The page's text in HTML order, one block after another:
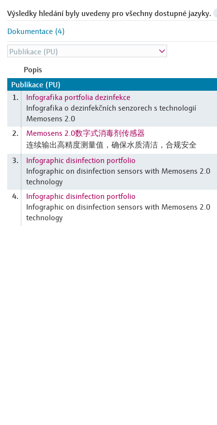
Výsledky hledání byly uvedeny pro všechny dostupné jazyky.
Dokumentace (4)
Popis
Publikace (PU)
1.
Infografika portfolia dezinfekce
Infografika o dezinfekčních senzorech s technologií
Memosens 2.0
2.
Memosens 2.0数字式消毒剂传感器
连续输出高精度测量值，确保水质清洁，合规安全
3.
Infographic disinfection portfolio
Infographic on disinfection sensors with Memosens 2.0
technology
4.
Infographic disinfection portfolio
Infographic on disinfection sensors with Memosens 2.0
technology